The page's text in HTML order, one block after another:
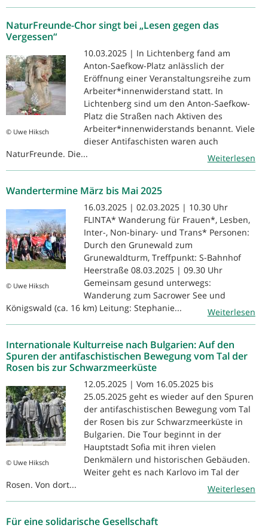
NaturFreunde-Chor singt bei „Lesen gegen das
Vergessen“
© Uwe Hiksch
10.03.2025 | In Lichtenberg fand am
Anton-Saefkow-Platz anlässlich der
Eröffnung einer Veranstaltungsreihe zum
Arbeiter*innenwiderstand statt. In
Lichtenberg sind um den Anton-Saefkow-
Platz die Straßen nach Aktiven des
Arbeiter*innenwiderstands benannt. Viele
dieser Antifaschisten waren auch
NaturFreunde. Die...
Weiterlesen
Wandertermine März bis Mai 2025
© Uwe Hiksch
16.03.2025 | 02.03.2025 | 10.30 Uhr
FLINTA* Wanderung für Frauen*, Lesben,
Inter-, Non-binary- und Trans* Personen:
Durch den Grunewald zum
Grunewaldturm, Treffpunkt: S-Bahnhof
Heerstraße 08.03.2025 | 09.30 Uhr
Gemeinsam gesund unterwegs:
Wanderung zum Sacrower See und
Königswald (ca. 16 km) Leitung: Stephanie...
Weiterlesen
Internationale Kulturreise nach Bulgarien: Auf den
Spuren der antifaschistischen Bewegung vom Tal der
Rosen bis zur Schwarzmeerküste
© Uwe Hiksch
12.05.2025 | Vom 16.05.2025 bis
25.05.2025 geht es wieder auf den Spuren
der antifaschistischen Bewegung vom Tal
der Rosen bis zur Schwarzmeerküste in
Bulgarien. Die Tour beginnt in der
Hauptstadt Sofia mit ihren vielen
Denkmälern und historischen Gebäuden.
Weiter geht es nach Karlovo im Tal der
Rosen. Von dort...
Weiterlesen
Für eine solidarische Gesellschaft